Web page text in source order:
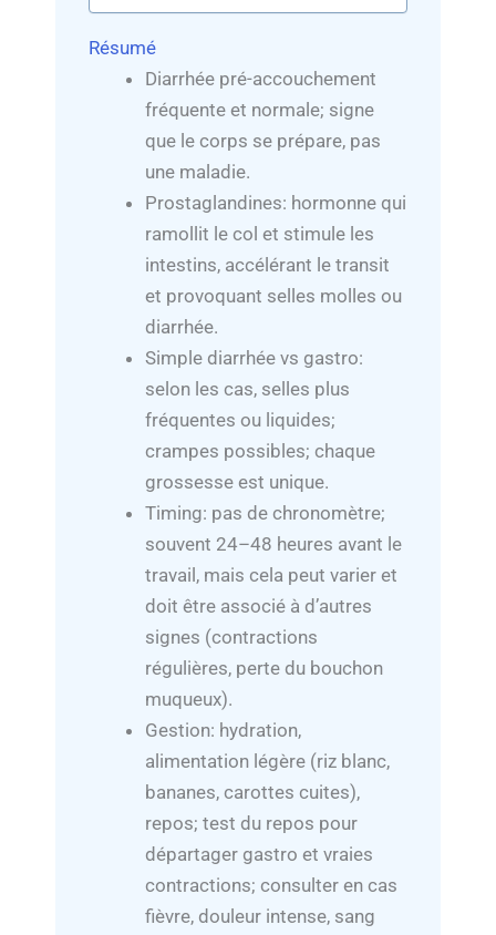
Résumé
Diarrhée pré-accouchement
fréquente et normale; signe
que le corps se prépare, pas
une maladie.
Prostaglandines: hormonne qui
ramollit le col et stimule les
intestins, accélérant le transit
et provoquant selles molles ou
diarrhée.
Simple diarrhée vs gastro:
selon les cas, selles plus
fréquentes ou liquides;
crampes possibles; chaque
grossesse est unique.
Timing: pas de chronomètre;
souvent 24–48 heures avant le
travail, mais cela peut varier et
doit être associé à d’autres
signes (contractions
régulières, perte du bouchon
muqueux).
Gestion: hydration,
alimentation légère (riz blanc,
bananes, carottes cuites),
repos; test du repos pour
départager gastro et vraies
contractions; consulter en cas
fièvre, douleur intense, sang